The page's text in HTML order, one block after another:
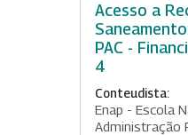
Acesso a
PAC -
4
Conteudista:
Enap - Escola
Administração